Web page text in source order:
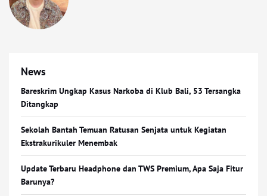
News
Bareskrim Ungkap Kasus Narkoba di Klub Bali, 53 Tersangka
Ditangkap
Sekolah Bantah Temuan Ratusan Senjata untuk Kegiatan
Ekstrakurikuler Menembak
Update Terbaru Headphone dan TWS Premium, Apa Saja Fitur
Barunya?